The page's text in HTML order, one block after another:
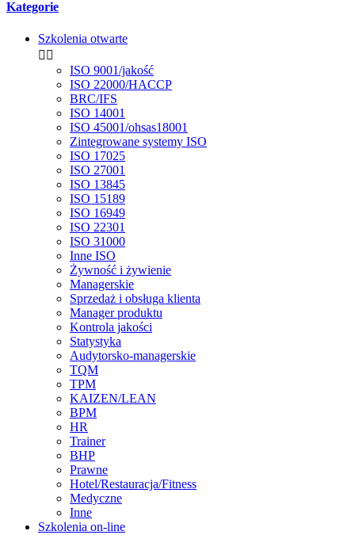
Kategorie
Szkolenia otwarte
 
ISO 9001/jakość
ISO 22000/HACCP
BRC/IFS
ISO 14001
ISO 45001/ohsas18001
Zintegrowane systemy ISO
ISO 17025
ISO 27001
ISO 13845
ISO 15189
ISO 16949
ISO 22301
ISO 31000
Inne ISO
Żywność i żywienie
Managerskie
Sprzedaż i obsługa klienta
Manager produktu
Kontrola jakości
Statystyka
Audytorsko-managerskie
TQM
TPM
KAIZEN/LEAN
BPM
HR
Trainer
BHP
Prawne
Hotel/Restauracja/Fitness
Medyczne
Inne
Szkolenia on-line